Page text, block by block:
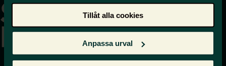
Tillåt alla cookies
Anpassa urval
startsidan